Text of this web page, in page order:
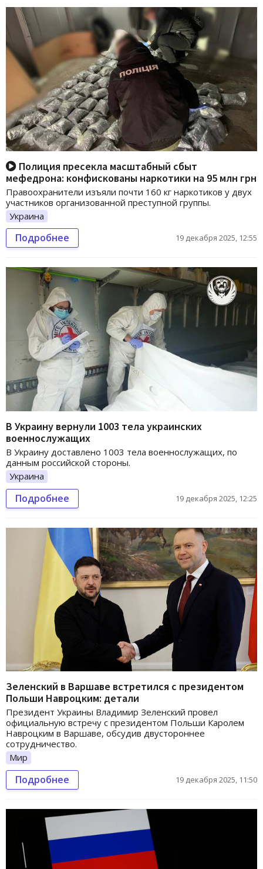
Полиция пресекла масштабный сбыт
мефедрона: конфискованы наркотики на 95 млн грн
Правоохранители изъяли почти 160 кг наркотиков у двух
участников организованной преступной группы.
Украина
Подробнее 19 декабря 2025, 12:55
В Украину вернули 1003 тела украинских
военнослужащих
В Украину доставлено 1003 тела военнослужащих, по
данным российской стороны.
Украина
Подробнее 19 декабря 2025, 12:25
Зеленский в Варшаве встретился с президентом
Польши Навроцким: детали
Президент Украины Владимир Зеленский провел
официальную встречу с президентом Польши Каролем
Навроцким в Варшаве, обсудив двустороннее
сотрудничество.
Мир
Подробнее 19 декабря 2025, 11:50